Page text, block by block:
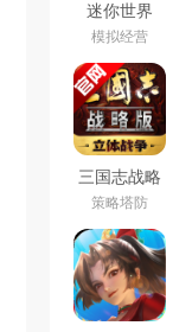
迷你世界
2026最新官
方版
模拟经营
三国志战略
版2026官方
最新版
策略塔防